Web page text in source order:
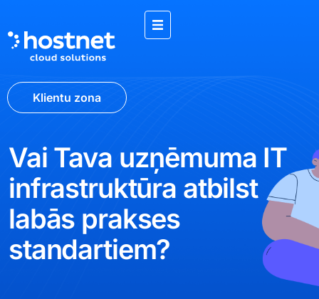
Klientu zona
Vai Tava uzņēmuma IT
infrastruktūra atbilst
labās prakses
standartiem?